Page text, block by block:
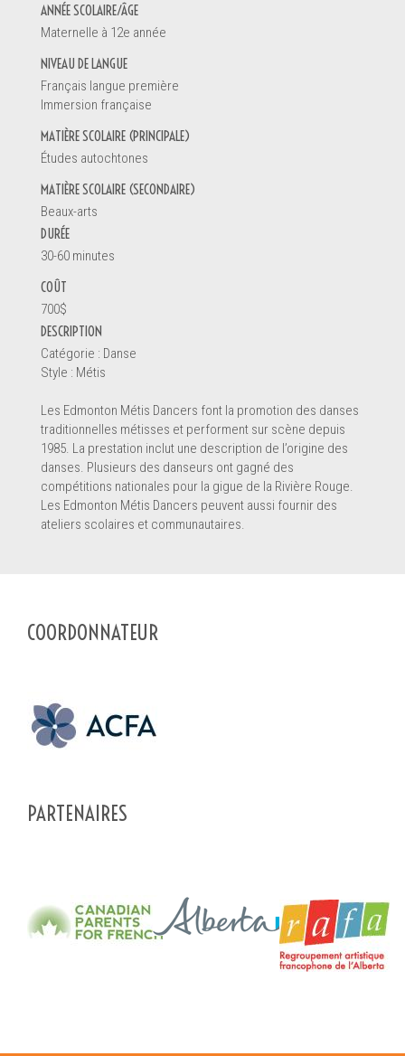
Une direction d'école
Un parent
Un étudiant
Autre
Renseignements
En soumettant ce formulaire, vous envoyez un message
SOUMETTRE LE FORMULAIRE
ANNÉE SCOLAIRE/ÂGE
Maternelle à 12e année
NIVEAU DE LANGUE
Français langue première
Immersion française
MATIÈRE SCOLAIRE (PRINCIPALE)
Études autochtones
MATIÈRE SCOLAIRE (SECONDAIRE)
Beaux-arts
DURÉE
30-60 minutes
COÛT
700$
DESCRIPTION
Catégorie : Danse
Style : Métis
Les Edmonton Métis Dancers font la promotion des danses
traditionnelles métisses et performent sur scène depuis
1985. La prestation inclut une description de l’origine des
danses. Plusieurs des danseurs ont gagné des
compétitions nationales pour la gigue de la Rivière Rouge.
Les Edmonton Métis Dancers peuvent aussi fournir des
ateliers scolaires et communautaires.
COORDONNATEUR
PARTENAIRES